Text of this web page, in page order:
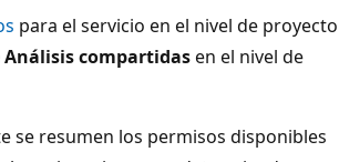
para el servicio en el nivel de proyecto
Análisis compartidasen el nivel de
se resumen los permisos disponibles